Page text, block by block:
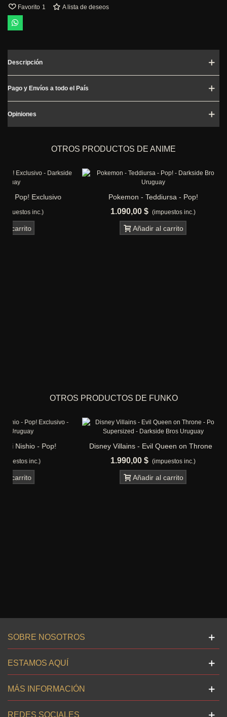
Favorito 1 A lista de deseos
Descripción
Pago y Envíos a todo el País
Opiniones
OTROS PRODUCTOS DE ANIME
Pokemon - Teddiursa - Pop!
(impuestos inc.)
Añadir al carrito
OTROS PRODUCTOS DE FUNKO
Disney Villains - Evil Queen on Throne -
Pop! Supersized
(impuestos inc.)
Añadir al carrito
Harry
SOBRE NOSOTROS
ESTAMOS AQUÍ
MÁS INFORMACIÓN
REDES SOCIALES